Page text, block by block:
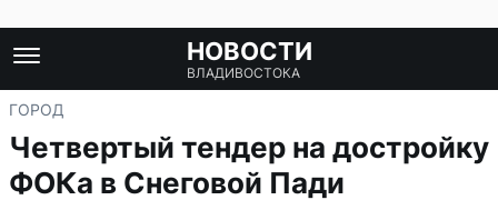
НОВОСТИ
ВЛАДИВОСТОКА
ГОРОД
Четвертый тендер на достройку
ФОКа в Снеговой Пади